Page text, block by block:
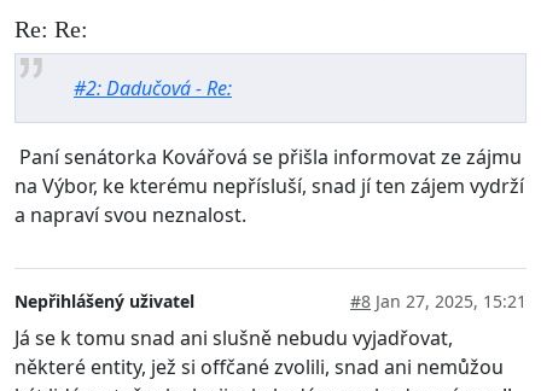
Re: Re:
#2: Dadučová - Re:
Paní senátorka Kovářová se přišla informovat ze zájmu
na Výbor, ke kterému nepřísluší, snad jí ten zájem vydrží
a napraví svou neznalost.
Nepřihlášený uživatel #8 Jan 27, 2025, 15:21
Já se k tomu snad ani slušně nebudu vyjadřovat,
některé entity, jež si offčané zvolili, snad ani nemůžou